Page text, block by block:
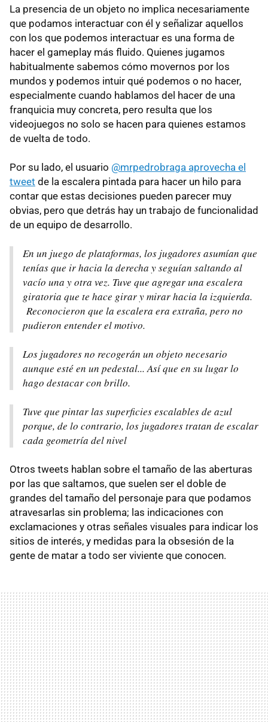
La presencia de un objeto no implica necesariamente
que podamos interactuar con él y señalizar aquellos
con los que podemos interactuar es una forma de
hacer el gameplay más fluido. Quienes jugamos
habitualmente sabemos cómo movernos por los
mundos y podemos intuir qué podemos o no hacer,
especialmente cuando hablamos del hacer de una
franquicia muy concreta, pero resulta que los
videojuegos no solo se hacen para quienes estamos
de vuelta de todo.
Por su lado, el usuario @mrpedrobraga aprovecha el
tweet de la escalera pintada para hacer un hilo para
contar que estas decisiones pueden parecer muy
obvias, pero que detrás hay un trabajo de funcionalidad
de un equipo de desarrollo.
En un juego de plataformas, los jugadores asumían que
tenías que ir hacia la derecha y seguían saltando al
vacío una y otra vez. Tuve que agregar una escalera
giratoria que te hace girar y mirar hacia la izquierda.
Reconocieron que la escalera era extraña, pero no
pudieron entender el motivo.
Los jugadores no recogerán un objeto necesario
aunque esté en un pedestal... Así que en su lugar lo
hago destacar con brillo.
Tuve que pintar las superficies escalables de azul
porque, de lo contrario, los jugadores tratan de escalar
cada geometría del nivel
Otros tweets hablan sobre el tamaño de las aberturas
por las que saltamos, que suelen ser el doble de
grandes del tamaño del personaje para que podamos
atravesarlas sin problema; las indicaciones con
exclamaciones y otras señales visuales para indicar los
sitios de interés, y medidas para la obsesión de la
gente de matar a todo ser viviente que conocen.